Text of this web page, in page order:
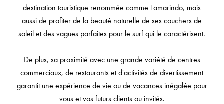
destination touristique renommée comme Tamarindo, mais
aussi de profiter de la beauté naturelle de ses couchers de
soleil et des vagues parfaites pour le surf qui le caractérisent.
De plus, sa proximité avec une grande variété de centres
commerciaux, de restaurants et d'activités de divertissement
garantit une expérience de vie ou de vacances inégalée pour
vous et vos futurs clients ou invités.